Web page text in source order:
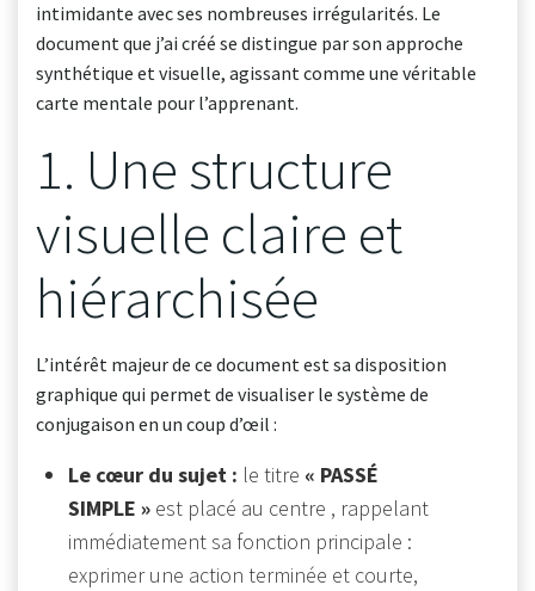
intimidante avec ses nombreuses irrégularités. Le
document que j’ai créé se distingue par son approche
synthétique et visuelle, agissant comme une véritable
carte mentale pour l’apprenant.
1. Une structure
visuelle claire et
hiérarchisée
L’intérêt majeur de ce document est sa disposition
graphique qui permet de visualiser le système de
conjugaison en un coup d’œil :
Le cœur du sujet : le titre « PASSÉ
SIMPLE » est placé au centre , rappelant
immédiatement sa fonction principale :
exprimer une action terminée et courte,